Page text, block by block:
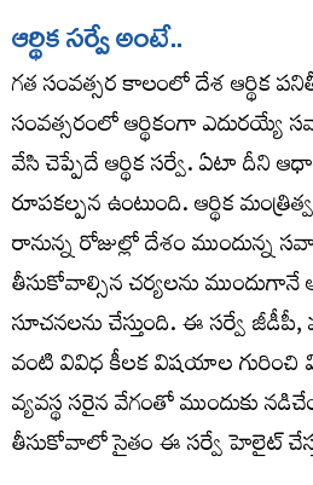
ఆర్థిక సర్వే అంటే..
గత సంవత్సర కాలంలో దేశ ఆర్థిక
సంవత్సరంలో ఆర్థికంగా ఎదురయ్యే
వేసి చెప్పేదే ఆర్థిక సర్వే. ఏటా దీని
రూపకల్పన ఉంటుంది. ఆర్థిక
రానున్న రోజుల్లో దేశం ముందున్న
తీసుకోవాల్సిన చర్యలను
సూచనలను చేస్తుంది. ఈ సర్వే జీడీపీ,
వంటి వివిధ కీలక విషయాల గురించి
వ్యవస్థ సరైన వేగంతో ముందుకు
తీసుకోవాలో సైతం ఈ సర్వే హెలైట్‌